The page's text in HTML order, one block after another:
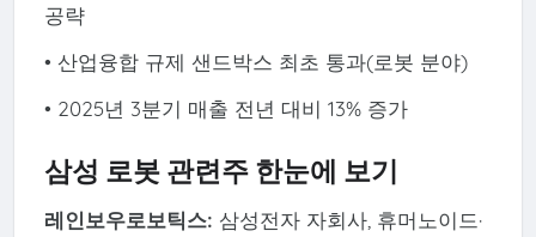
공략
• 산업융합 규제 샌드박스 최초 통과(로봇 분야)
• 2025년 3분기 매출 전년 대비 13% 증가
삼성 로봇 관련주 한눈에 보기
레인보우로보틱스: 삼성전자 자회사, 휴머노이드·